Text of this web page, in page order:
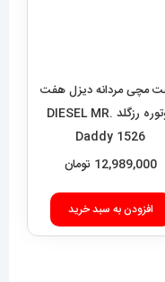
مچی مردانه دیزل هفت
موتوره رزگلد DIESEL MR.
Daddy 1526
12,989,000 تومان
افزودن به سبد خرید